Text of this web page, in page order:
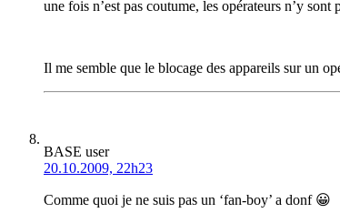
une fois n’est pas coutume, les opérateurs n’y sont
Il me semble que le blocage des appareils sur un
BASE user
20.10.2009, 22h23
Comme quoi je ne suis pas un ‘fan-boy’ a donf 😀